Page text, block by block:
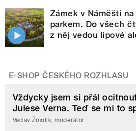
Zámek v Náměšti
parkem. Do všech
z něj vedou lipové
E-SHOP ČESKÉHO ROZHLASU
Vždycky jsem si přál
Julese Verna. Teď se mi to
Václav Žmolík, moderátor